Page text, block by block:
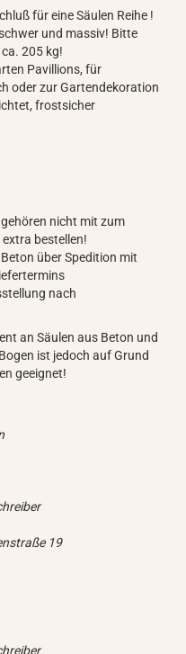
für eine Säulen Reihe !
und massiv! Bitte
205 kg!
Pavillions, für
oder zur Gartendekoration
frostsicher
nicht mit zum
bestellen!
über Spedition mit
nach
an Säulen aus Beton und
ist jedoch auf Grund
geeignet!
19